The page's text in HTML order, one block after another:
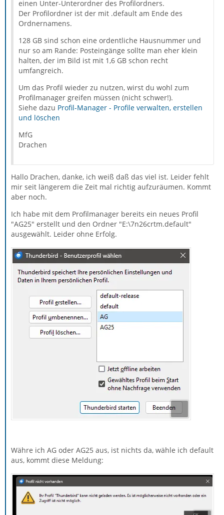
einen Unter-Unterordner des Profilordners.
Der Profilordner ist der mit .default am Ende des
Ordnernamens.
128 GB sind schon eine ordentliche Hausnummer und
nur so am Rande: Posteingänge sollte man eher klein
halten, der im Bild ist mit 1,6 GB schon recht
umfangreich.
Um das Profil wieder zu nutzen, wirst du wohl zum
Profilmanager greifen müssen (nicht schwer!).
Siehe dazu Profil-Manager - Profile verwalten, erstellen
und löschen
MfG
Drachen
Hallo Drachen, danke, ich weiß daß das viel ist. Leider fehlt
mir seit längerem die Zeit mal richtig aufzuräumen. Kommt
aber noch.
Ich habe mit dem Profilmanager bereits ein neues Profil
"AG25" erstellt und den Ordner "E:\7n26crtm.default"
ausgewählt. Leider ohne Erfolg.
Währe ich AG oder AG25 aus, ist nichts da, wähle ich default
aus, kommt diese Meldung: